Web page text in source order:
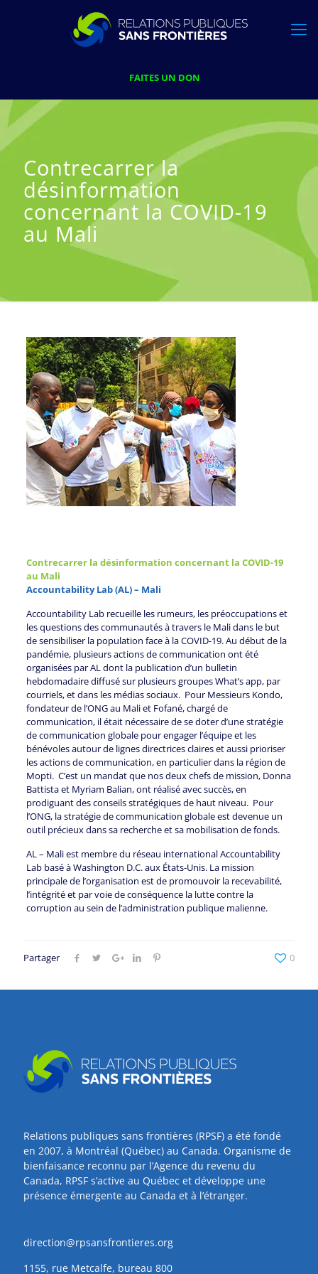
FAITES UN DON
Contrecarrer la
désinformation
concernant la COVID-19
au Mali
Contrecarrer la désinformation concernant la COVID-19
au Mali
Accountability Lab (AL) – Mali
Accountability Lab recueille les rumeurs, les préoccupations et
les questions des communautés à travers le Mali dans le but
de sensibiliser la population face à la COVID-19. Au début de la
pandémie, plusieurs actions de communication ont été
organisées par AL dont la publication d’un bulletin
hebdomadaire diffusé sur plusieurs groupes What’s app, par
courriels, et dans les médias sociaux. Pour Messieurs Kondo,
fondateur de l’ONG au Mali et Fofané, chargé de
communication, il était nécessaire de se doter d’une stratégie
de communication globale pour engager l’équipe et les
bénévoles autour de lignes directrices claires et aussi prioriser
les actions de communication, en particulier dans la région de
Mopti. C’est un mandat que nos deux chefs de mission, Donna
Battista et Myriam Balian, ont réalisé avec succès, en
prodiguant des conseils stratégiques de haut niveau. Pour
l’ONG, la stratégie de communication globale est devenue un
outil précieux dans sa recherche et sa mobilisation de fonds.
AL – Mali est membre du réseau international Accountability
Lab basé à Washington D.C. aux États-Unis. La mission
principale de l’organisation est de promouvoir la recevabilité,
l’intégrité et par voie de conséquence la lutte contre la
corruption au sein de l’administration publique malienne.
Partager 0
Relations publiques sans frontières (RPSF) a été fondé
en 2007, à Montréal (Québec) au Canada. Organisme de
bienfaisance reconnu par l’Agence du revenu du
Canada, RPSF s’active au Québec et développe une
présence émergente au Canada et à l’étranger.
direction@rpsansfrontieres.org
1155, rue Metcalfe, bureau 800